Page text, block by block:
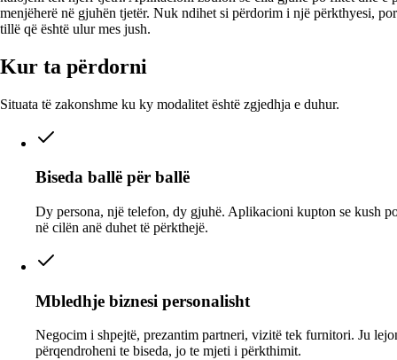
menjëherë në gjuhën tjetër. Nuk ndihet si përdorim i një përkthyesi,
tillë që është ulur mes jush.
Kur ta përdorni
Situata të zakonshme ku ky modalitet është zgjedhja e duhur.
Biseda ballë për ballë
Dy persona, një telefon, dy gjuhë. Aplikacioni kupton se kush
në cilën anë duhet të përkthejë.
Mbledhje biznesi personalisht
Negocim i shpejtë, prezantim partneri, vizitë tek furnitori. Ju
përqendroheni te biseda, jo te mjeti i përkthimit.